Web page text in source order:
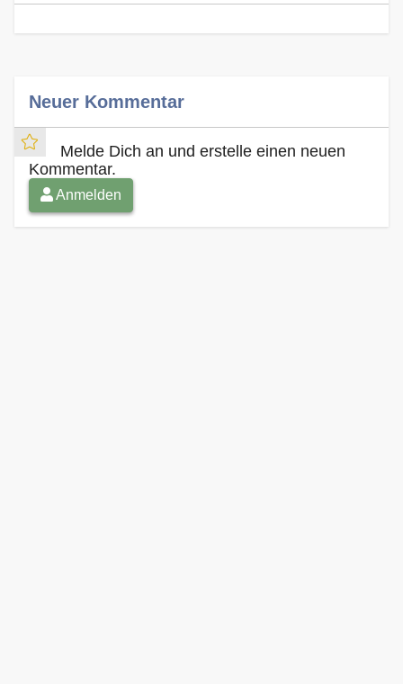
Neuer Kommentar
Melde Dich an und erstelle einen neuen
Kommentar.
Anmelden